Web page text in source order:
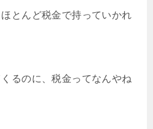
とんど税金で持っていかれ
るのに、税金ってなんやね